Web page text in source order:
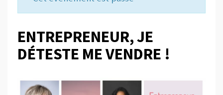
ENTREPRENEUR, JE
DÉTESTE ME VENDRE !